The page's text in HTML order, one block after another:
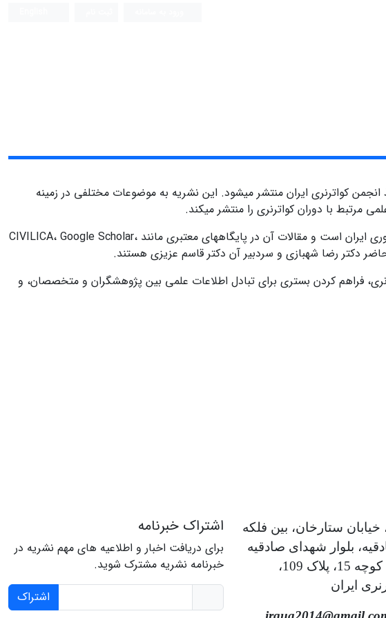
کواترنری ایران منتشر میشود. این نشریه به موضوعات مختلفی در زمینه
مرتبط با دوران کواترنری را منتشر میکند.
این نشریه دارای امتیاز علمی-پژوهشی از وزارت علوم، تحقیقات و فناوری ایران است و مقالات آن در پایگاههای معتبری مانند CIVILICA، Google Scholar،
فراهم کردن بستری برای تبادل اطلاعات علمی بین پژوهشگران و متخصصان، و
خیابان ستارخان، بین فلکه
بلوار شهدای صادقیه
شمالی، نبش کوچه 15، پلاک 109،
ایران
اشتراک خبرنامه
برای دریافت اخبار و اطلاعیه های مهم نشریه در
خبرنامه نشریه مشترک شوید.
اشتراک